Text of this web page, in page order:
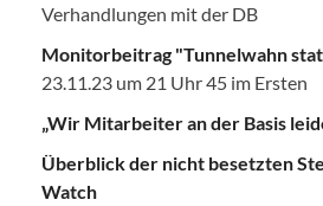
Verhandlungen mit der DB
Monitorbeitrag "Tunnelwahn
23.11.23 um 21 Uhr 45 im Ersten
„Wir Mitarbeiter an der Basis
Überblick der nicht besetzten
Watch